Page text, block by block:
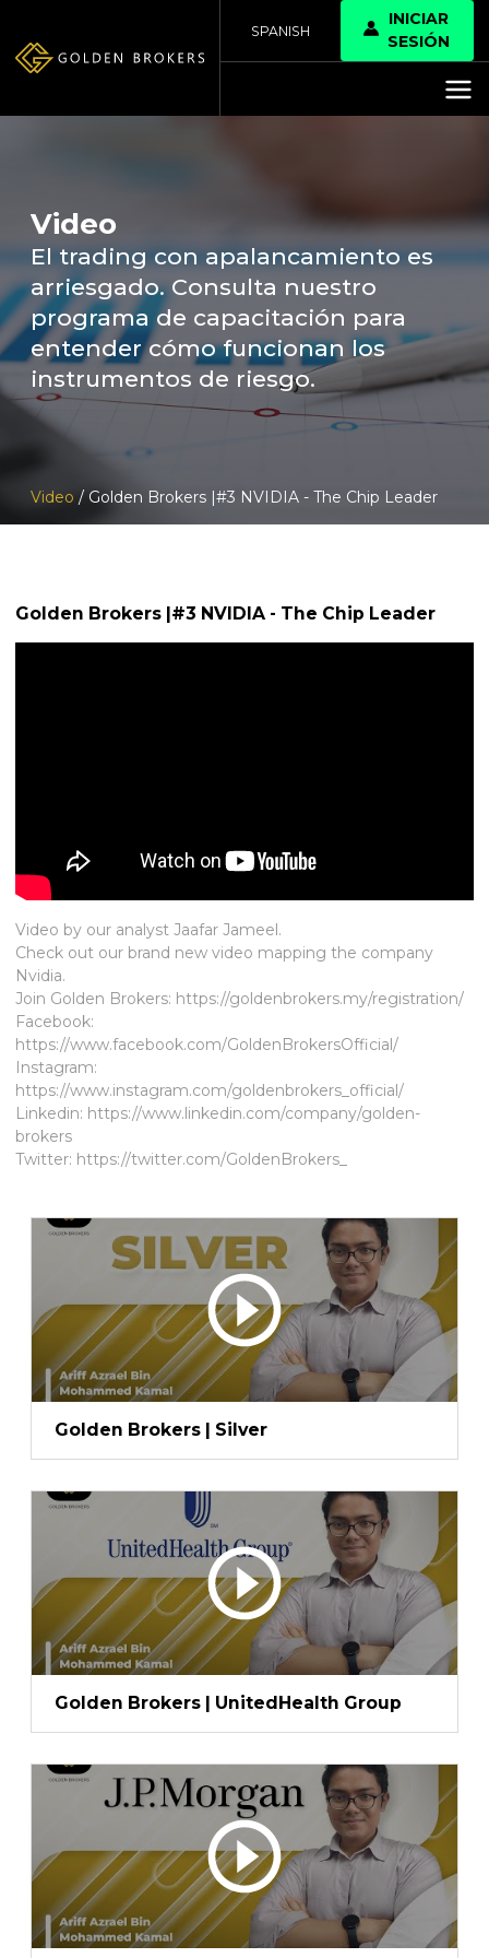
SPANISH
INICIAR
SESIÓN
Video
El trading con apalancamiento es
arriesgado. Consulta nuestro
programa de capacitación para
entender cómo funcionan los
instrumentos de riesgo.
Video / Golden Brokers |#3 NVIDIA - The Chip Leader
Golden Brokers |#3 NVIDIA - The Chip Leader
Video by our analyst Jaafar Jameel.
Check out our brand new video mapping the company
Nvidia.
Join Golden Brokers: https://goldenbrokers.my/registration/
Facebook:
https://www.facebook.com/GoldenBrokersOfficial/
Instagram:
https://www.instagram.com/goldenbrokers_official/
Linkedin: https://www.linkedin.com/company/golden-
brokers
Twitter: https://twitter.com/GoldenBrokers_
Golden Brokers | Silver
Golden Brokers | UnitedHealth Group